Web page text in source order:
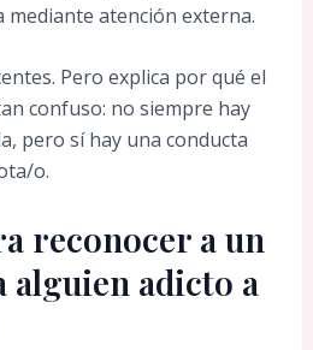
atención externa.
Pero explica por qué el
confuso: no siempre hay
pero sí hay una conducta
o.
reconocer a un
alguien adicto a